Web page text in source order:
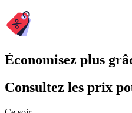
Économisez plus
Consultez les prix